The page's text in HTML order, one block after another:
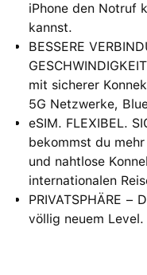
iPhone den Notruf
kannst.
BESSERE
mit sicherer
5G Netzwerke,
eSIM. FLEXIBEL.
bekommst du
und nahtlose
internationalen
PRIVATSPHÄRE −
völlig neuem